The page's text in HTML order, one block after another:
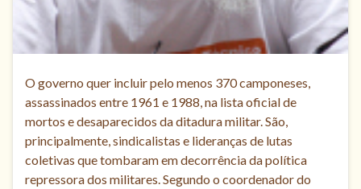
O governo quer incluir pelo menos 370 camponeses,
assassinados entre 1961 e 1988, na lista oficial de
mortos e desaparecidos da ditadura militar. São,
principalmente, sindicalistas e lideranças de lutas
coletivas que tombaram em decorrência da política
repressora dos militares. Segundo o coordenador do